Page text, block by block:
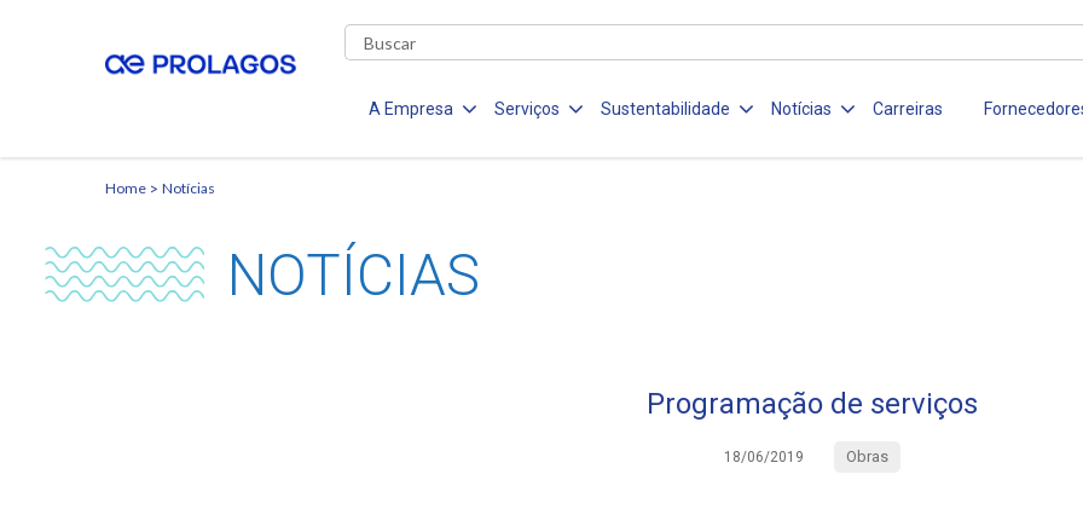
A Empresa Serviços Sustentabilidade Notícias Carreiras
Home Notícias
NOTÍCIAS
Programação de serviços
18/06/2019 Obras